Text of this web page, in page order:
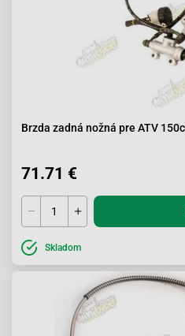
Brzda zadná nožná pre ATV
71.71 €
Skladom